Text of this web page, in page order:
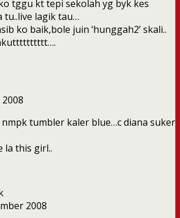
tggu kt tepi sekolah yg byk kes
tu..live lagik tau…
ko baik,bole juin ‘hunggah2’ skali..
nmpk tumbler kaler blue…c diana suker
la this girl..
2008